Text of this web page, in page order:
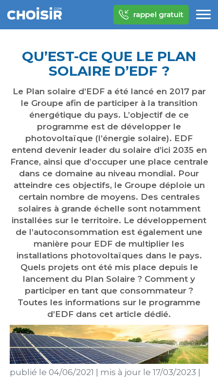
rappel gratuit
QU’EST-CE QUE LE PLAN
SOLAIRE D’EDF ?
Le Plan solaire d’EDF a été lancé en 2017 par
le Groupe afin de participer à la transition
énergétique du pays. L’objectif de ce
programme est de développer le
photovoltaïque (l’énergie solaire). EDF
entend devenir leader du solaire d’ici 2035 en
France, ainsi que d’occuper une place centrale
dans ce domaine au niveau mondial. Pour
atteindre ces objectifs, le Groupe déploie un
certain nombre de moyens. Des centrales
solaires à grande échelle sont notamment
installées sur le territoire. Le développement
de l’autoconsommation est également une
manière pour EDF de multiplier les
installations photovoltaïques dans le pays.
Quels projets ont été mis place depuis le
lancement du Plan Solaire ? Comment y
participer en tant que consommateur ?
Toutes les informations sur le programme
d’EDF dans cet article dédié.
publié le 04/06/2021 mis à jour le 17/03/2023